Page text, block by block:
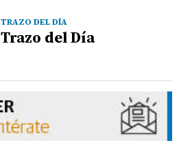
TRAZO DEL DÍA
Trazo del Día